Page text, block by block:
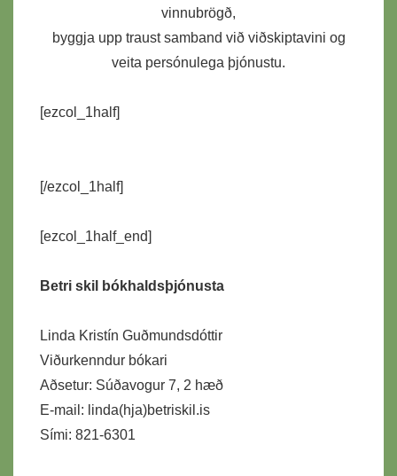
vinnubrögð,
byggja upp traust samband við viðskiptavini og
veita persónulega þjónustu.
[ezcol_1half]
[/ezcol_1half]
[ezcol_1half_end]
Betri skil bókhaldsþjónusta
Linda Kristín Guðmundsdóttir
Viðurkenndur bókari
Aðsetur: Súðavogur 7, 2 hæð
E-mail: linda(hja)betriskil.is
Sími: 821-6301